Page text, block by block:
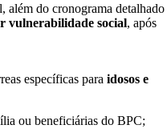
além do cronograma detalhado
vulnerabilidade social, após
específicas para idosos e
ou beneficiárias do BPC;